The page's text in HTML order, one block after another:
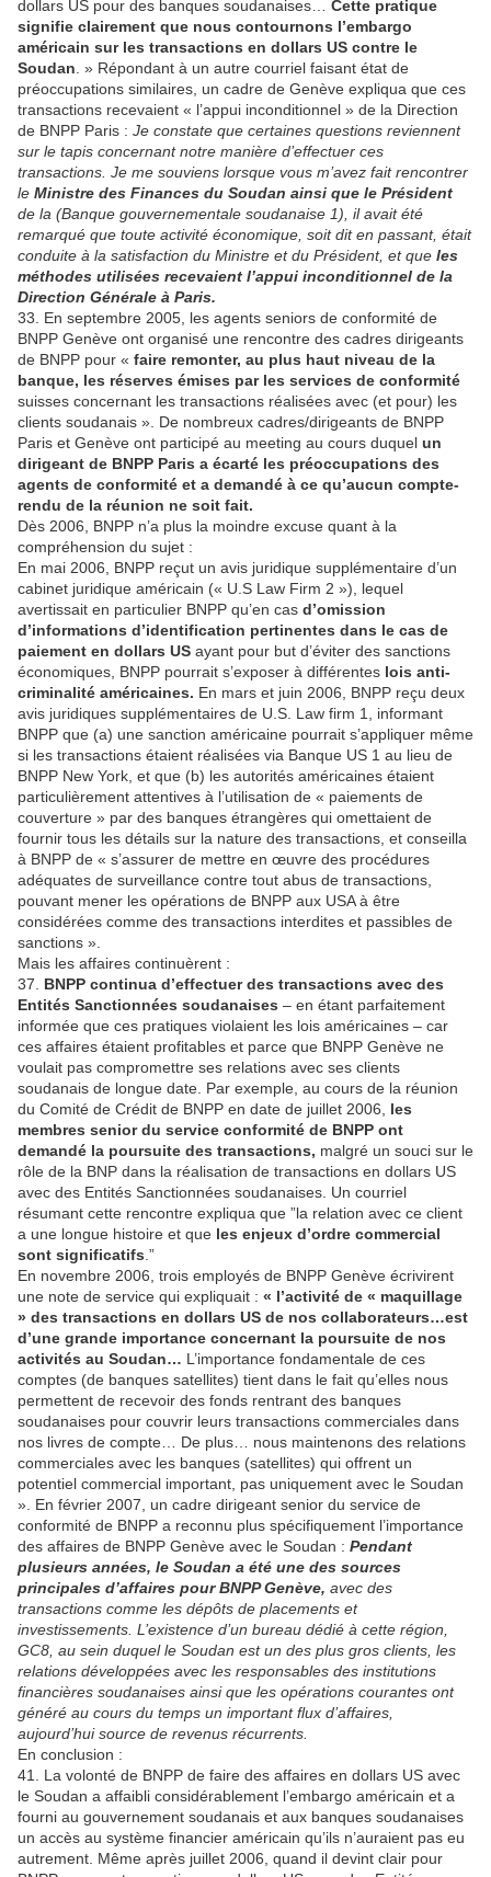
dollars US pour des banques soudanaises… Cette pratique
signifie clairement que nous contournons l’embargo
américain sur les transactions en dollars US contre le
Soudan . » Répondant à un autre courriel faisant état de
préoccupations similaires, un cadre de Genève expliqua que ces
transactions recevaient « l’appui inconditionnel » de la Direction
de BNPP Paris : Je constate que certaines questions reviennent
sur le tapis concernant notre manière d’effectuer ces
transactions. Je me souviens lorsque vous m’avez fait rencontrer
le Ministre des Finances du Soudan ainsi que le Président
de la (Banque gouvernementale soudanaise 1), il avait été
remarqué que toute activité économique, soit dit en passant, était
conduite à la satisfaction du Ministre et du Président, et que les
méthodes utilisées recevaient l’appui inconditionnel de la
Direction Générale à Paris.
33. En septembre 2005, les agents seniors de conformité de
BNPP Genève ont organisé une rencontre des cadres dirigeants
de BNPP pour « faire remonter, au plus haut niveau de la
banque, les réserves émises par les services de conformité
suisses concernant les transactions réalisées avec (et pour) les
clients soudanais ». De nombreux cadres/dirigeants de BNPP
Paris et Genève ont participé au meeting au cours duquel un
dirigeant de BNPP Paris a écarté les préoccupations des
agents de conformité et a demandé à ce qu’aucun compte-
rendu de la réunion ne soit fait.
Dès 2006, BNPP n’a plus la moindre excuse quant à la
compréhension du sujet :
En mai 2006, BNPP reçut un avis juridique supplémentaire d’un
cabinet juridique américain (« U.S Law Firm 2 »), lequel
avertissait en particulier BNPP qu’en cas d’omission
d’informations d’identification pertinentes dans le cas de
paiement en dollars US ayant pour but d’éviter des sanctions
économiques, BNPP pourrait s’exposer à différentes lois anti-
criminalité américaines. En mars et juin 2006, BNPP reçu deux
avis juridiques supplémentaires de U.S. Law firm 1, informant
BNPP que (a) une sanction américaine pourrait s’appliquer même
si les transactions étaient réalisées via Banque US 1 au lieu de
BNPP New York, et que (b) les autorités américaines étaient
particulièrement attentives à l’utilisation de « paiements de
couverture » par des banques étrangères qui omettaient de
fournir tous les détails sur la nature des transactions, et conseilla
à BNPP de « s’assurer de mettre en œuvre des procédures
adéquates de surveillance contre tout abus de transactions,
pouvant mener les opérations de BNPP aux USA à être
considérées comme des transactions interdites et passibles de
sanctions ».
Mais les affaires continuèrent :
37. BNPP continua d’effectuer des transactions avec des
Entités Sanctionnées soudanaises – en étant parfaitement
informée que ces pratiques violaient les lois américaines – car
ces affaires étaient profitables et parce que BNPP Genève ne
voulait pas compromettre ses relations avec ses clients
soudanais de longue date. Par exemple, au cours de la réunion
du Comité de Crédit de BNPP en date de juillet 2006, les
membres senior du service conformité de BNPP ont
demandé la poursuite des transactions, malgré un souci sur le
rôle de la BNP dans la réalisation de transactions en dollars US
avec des Entités Sanctionnées soudanaises. Un courriel
résumant cette rencontre expliqua que ”la relation avec ce client
a une longue histoire et que les enjeux d’ordre commercial
sont significatifs .”
En novembre 2006, trois employés de BNPP Genève écrivirent
une note de service qui expliquait : « l’activité de « maquillage
» des transactions en dollars US de nos collaborateurs…est
d’une grande importance concernant la poursuite de nos
activités au Soudan… L’importance fondamentale de ces
comptes (de banques satellites) tient dans le fait qu’elles nous
permettent de recevoir des fonds rentrant des banques
soudanaises pour couvrir leurs transactions commerciales dans
nos livres de compte… De plus… nous maintenons des relations
commerciales avec les banques (satellites) qui offrent un
potentiel commercial important, pas uniquement avec le Soudan
». En février 2007, un cadre dirigeant senior du service de
conformité de BNPP a reconnu plus spécifiquement l’importance
des affaires de BNPP Genève avec le Soudan : Pendant
plusieurs années, le Soudan a été une des sources
principales d’affaires pour BNPP Genève, avec des
transactions comme les dépôts de placements et
investissements. L’existence d’un bureau dédié à cette région,
GC8, au sein duquel le Soudan est un des plus gros clients, les
relations développées avec les responsables des institutions
financières soudanaises ainsi que les opérations courantes ont
généré au cours du temps un important flux d’affaires,
aujourd’hui source de revenus récurrents.
En conclusion :
41. La volonté de BNPP de faire des affaires en dollars US avec
le Soudan a affaibli considérablement l’embargo américain et a
fourni au gouvernement soudanais et aux banques soudanaises
un accès au système financier américain qu’ils n’auraient pas eu
autrement. Même après juillet 2006, quand il devint clair pour